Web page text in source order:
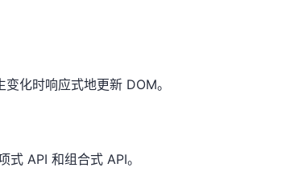
化时响应式地更新 DOM。
API 和组合式 API。